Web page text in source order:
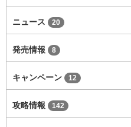
ニュース 20
発売情報 8
キャンペーン 12
攻略情報 142